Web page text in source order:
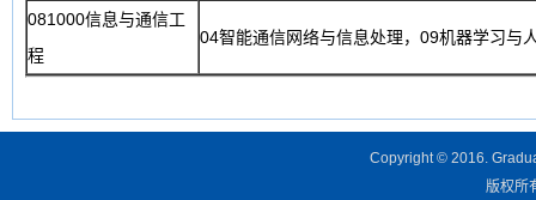
081000信息与通信工
程
04智能通信网络与信息处理，09机器学习与
Copyright © 2016.
版权所